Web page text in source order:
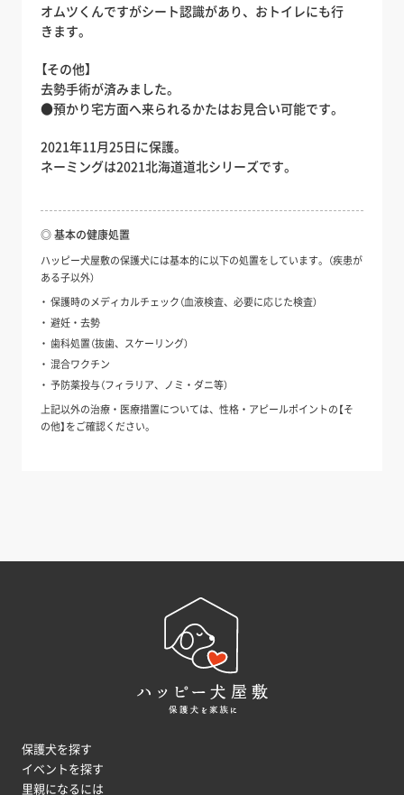
オムツくんですがシート認識があり、おトイレにも行
きます。
【その他】
去勢手術が済みました。
●預かり宅方面へ来られるかたはお見合い可能です。
2021年11月25日に保護。
ネーミングは2021北海道道北シリーズです。
◎ 基本の健康処置
ハッピー犬屋敷の保護犬には基本的に以下の処置をしています。（疾患が
ある子以外）
保護時のメディカルチェック（血液検査、必要に応じた検査）
避妊・去勢
歯科処置（抜歯、スケーリング）
混合ワクチン
予防薬投与（フィラリア、ノミ・ダニ等）
上記以外の治療・医療措置については、性格・アピールポイントの【そ
の他】をご確認ください。
保護犬を探す
イベントを探す
里親になるには